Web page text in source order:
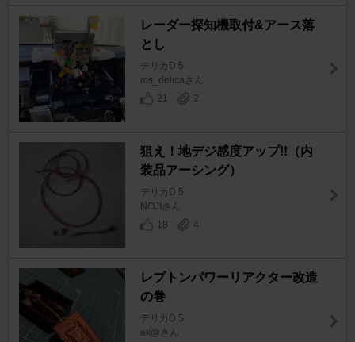
レーダー探知機取付&アース落
とし
デリカD:5
ms_delicaさん
21
2
狙え！地デジ感度アップ!!（内
装品アーシング）
デリカD:5
NOJIさん
18
4
レプトンパワーリアクター改造
の巻
デリカD:5
ak@さん